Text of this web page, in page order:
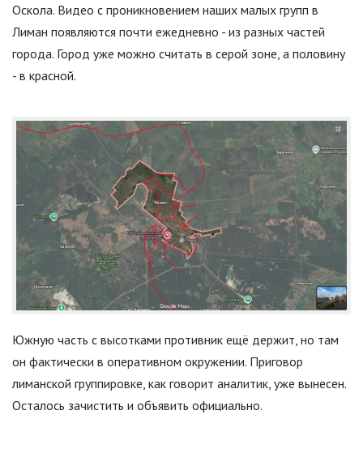
Оскола. Видео с проникновением наших малых групп в
Лиман появляются почти ежедневно - из разных частей
города. Город уже можно считать в серой зоне, а половину
- в красной.
Южную часть с высотками противник ещё держит, но там
он фактически в оперативном окружении. Приговор
лиманской группировке, как говорит аналитик, уже вынесен.
Осталось зачистить и объявить официально.